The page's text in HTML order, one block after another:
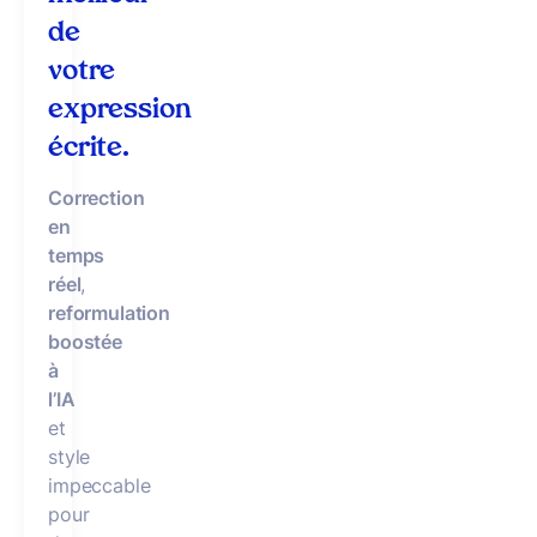
de
votre
expression
écrite.
Correction
en
temps
réel,
reformulation
boostée
à
l’IA
et
style
impeccable
pour